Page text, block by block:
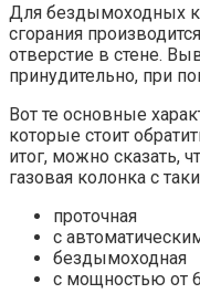
Для бездымоходных
сгорания
отверстие в стене.
принудительно, при
Вот те основные
которые стоит
итог, можно сказать,
газовая колонка с
проточная
с
бездымоходная
с мощностью от